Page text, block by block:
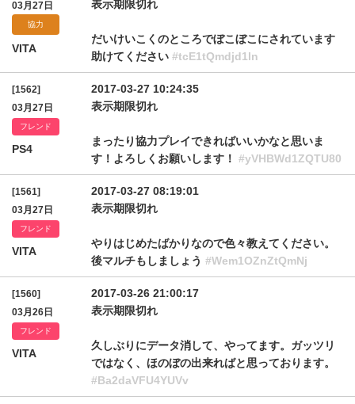
03月27日
協力
VITA
表示期限切れ
だいけいこくのところでぼこぼこにされています
助けてください #tcE1tQmdjd1ln
[1562]
03月27日
フレンド
PS4
2017-03-27 10:24:35
表示期限切れ
まったり協力プレイできればいいかなと思いま
す！よろしくお願いします！ #yVHBWd1ZQTU80
[1561]
03月27日
フレンド
VITA
2017-03-27 08:19:01
表示期限切れ
やりはじめたばかりなので色々教えてください。
後マルチもしましょう #Wem1OZnZtQmNj
[1560]
03月26日
フレンド
VITA
2017-03-26 21:00:17
表示期限切れ
久しぶりにデータ消して、やってます。ガッツリ
ではなく、ほのぼの出来ればと思っております。
#Ba2daVFU4YUVv